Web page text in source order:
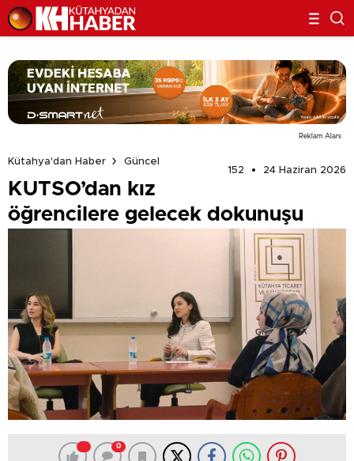
Reklam Alanı
Kütahya'dan Haber
Güncel
152
24 Haziran 2026
KUTSO’dan kız
öğrencilere gelecek dokunuşu
0